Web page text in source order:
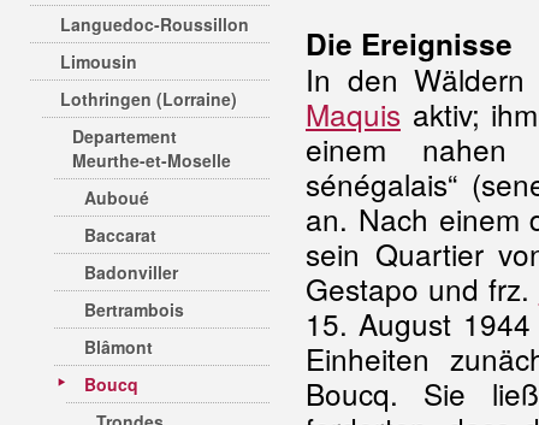
Languedoc-Roussillon
Limousin
Lothringen (Lorraine)
Departement
Meurthe-et-Moselle
Auboué
Baccarat
Badonviller
Bertrambois
Blâmont
Boucq
Die Ereignisse
In den
Maquis aktiv;
einem nahen
sénégalais“
an. Nach einem
sein Quartier
Gestapo und frz.
15. August
Einheiten
Boucq. Sie